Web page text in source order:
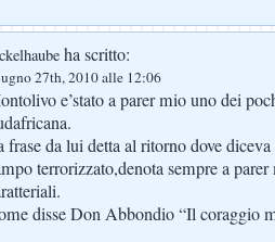
ha scritto:
27th, 2010 alle 12:06
e’stato a parer mio uno dei
frase da lui detta al ritorno dove
terrorizzato,denota sempre a
disse Don Abbondio “Il coraggio